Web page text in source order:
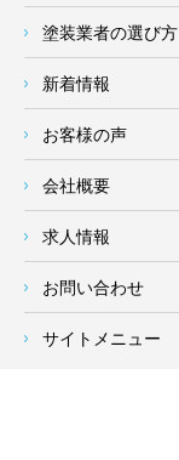
塗装業者の選び方
新着情報
お客様の声
会社概要
求人情報
お問い合わせ
サイトメニュー